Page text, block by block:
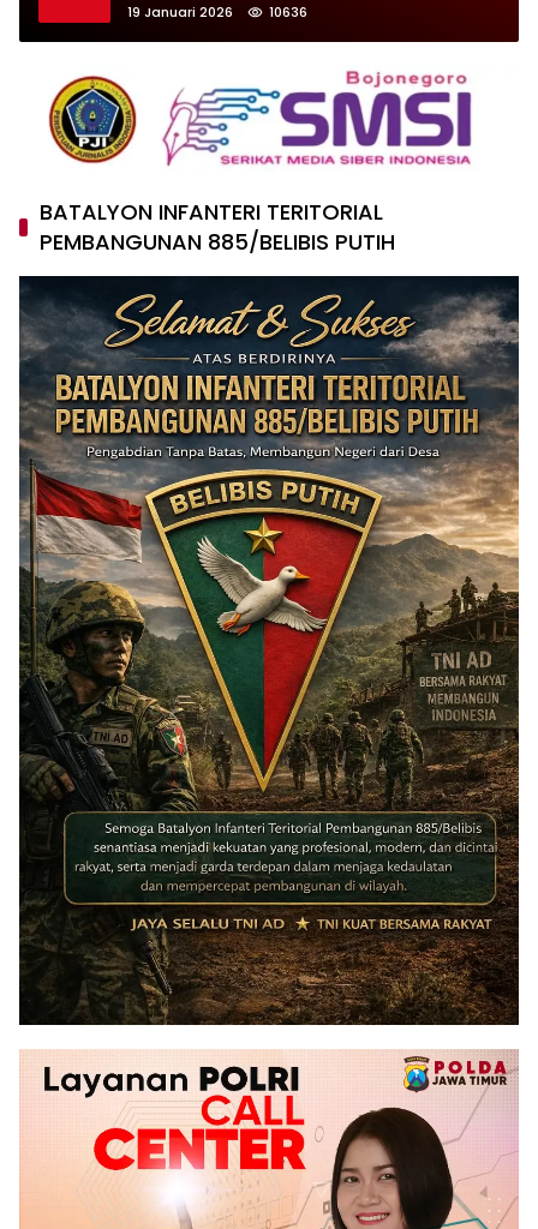
19 Januari 2026 10636
BATALYON INFANTERI TERITORIAL
PEMBANGUNAN 885/BELIBIS PUTIH